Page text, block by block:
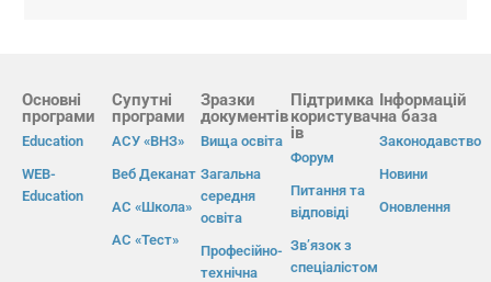
Основні
програми
Education
WEB-
Education
Супутні
програми
АСУ «ВНЗ»
Веб Деканат
АС «Школа»
АС «Тест»
Зразки
документів
Вища освіта
Загальна
середня
освіта
Професійно-
технічна
Підтримка
користувач
ів
Форум
Питання та
відповіді
Зв’язок з
спеціалістом
Інформацій
на база
Законодавство
Новини
Оновлення